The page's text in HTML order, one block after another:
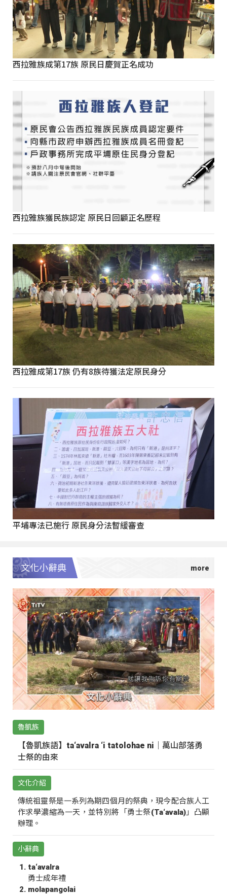
西拉雅族成第17族 原民日慶賀正名成功
西拉雅族獲民族認定 原民日回顧正名歷程
西拉雅成第17族 仍有8族待獲法定原民身分
平埔專法已施行 原民身分法暫緩審查
文化小辭典
魯凱族
【魯凱族語】ta‘avalra ‘i tatolohae ni｜萬山部落勇
士祭的由來
文化介紹
傳統祖靈祭是一系列為期四個月的祭典，現今配合族人工
作求學濃縮為一天，並特別將「勇士祭(Ta‘avala)」凸顯
辦理。
小辭典
ta‘avalra
勇士成年禮
molapangolai